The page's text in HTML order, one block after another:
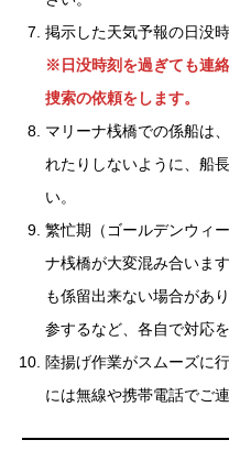
掲示した天気予報の日没
※日没時刻を過ぎても連
捜索の依頼をします。
マリーナ桟橋での係船は
れたりしないように、船
い。
繁忙期（ゴールデンウィ
ナ桟橋が大変混み合いま
も係留出来ない場合があ
参するなど、各自で対応
陸揚げ作業がスムーズに
には無線や携帯電話でご連